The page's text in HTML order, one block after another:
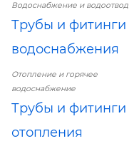
Водоснабжение и водоотвод
Трубы и фитинги
водоснабжения
Отопление и горячее
водоснабжение
Трубы и фитинги
отопления